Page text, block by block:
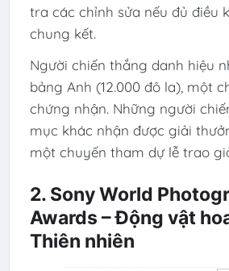
tra các chỉnh sửa nếu đủ điều
chung kết.
Người chiến thắng danh hiệu
bảng Anh (12.000 đô la), một
chứng nhận. Những người
mục khác nhận được giải
một chuyến tham dự lễ trao
2. Sony World
Awards – Động vật
Thiên nhiên